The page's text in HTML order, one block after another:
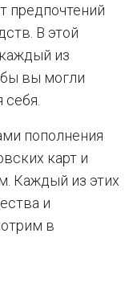
предпочтений
В этой
из
вы могли
пополнения
карт и
Каждый из этих
и
в